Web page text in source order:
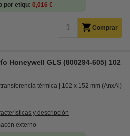
por etiqu 0,016 €
Comprar
Honeywell GLS (800294-605) 102
transferencia térmica
102 x 152 mm (AnxAl)
y descripción
externo